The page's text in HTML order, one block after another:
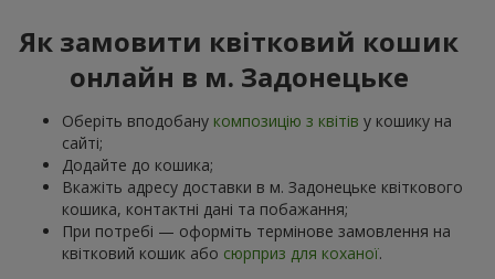
Як замовити квітковий кошик
онлайн в м. Задонецьке
Оберіть вподобану композицію з квітів у кошику на
сайті;
Додайте до кошика;
Вкажіть адресу доставки в м. Задонецьке квіткового
кошика, контактні дані та побажання;
При потребі — оформіть термінове замовлення на
квітковий кошик або сюрприз для коханої.